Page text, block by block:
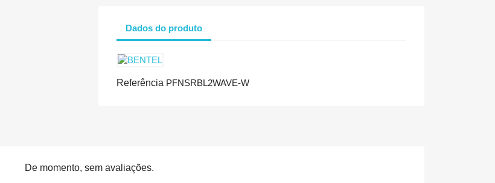
Dados do produto
Referência PFNSRBL2WAVE-W
De momento, sem avaliações.